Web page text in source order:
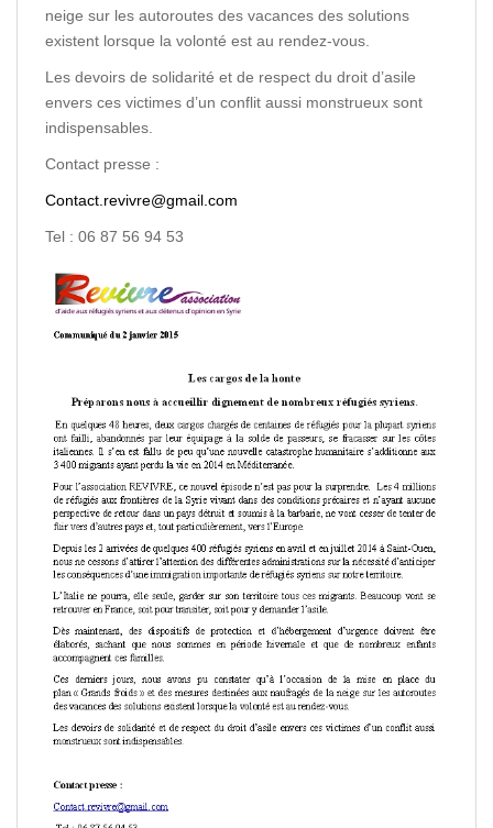
neige sur les autoroutes des vacances des solutions
existent lorsque la volonté est au rendez-vous.
Les devoirs de solidarité et de respect du droit d’asile
envers ces victimes d’un conflit aussi monstrueux sont
indispensables.
Contact presse :
Contact.revivre@gmail.com
Tel : 06 87 56 94 53